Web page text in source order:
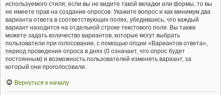
используемого стиля; если вы не видите такой вкладки или формы, то вы
не имеете прав на создание опросов. Укажите вопрос и как минимум два
варианта ответа в соответствующих полях, убедившись, что каждый
вариант находится на отдельной строке текстового поля. Вы также
можете задать количество вариантов, которые могут выбрать
пользователи при голосовании, с помощью опции «Вариантов ответа»,
период проведения опроса в днях (0 означает, что опрос будет
постоянным) и возможность пользователей изменять вариант, за
который они проголосовали.
Вернуться к началу